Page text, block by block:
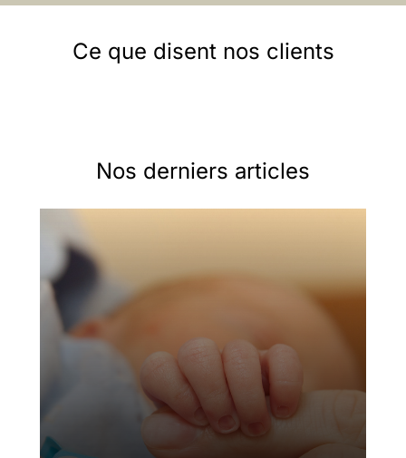
Ce que disent nos clients
Nos derniers articles